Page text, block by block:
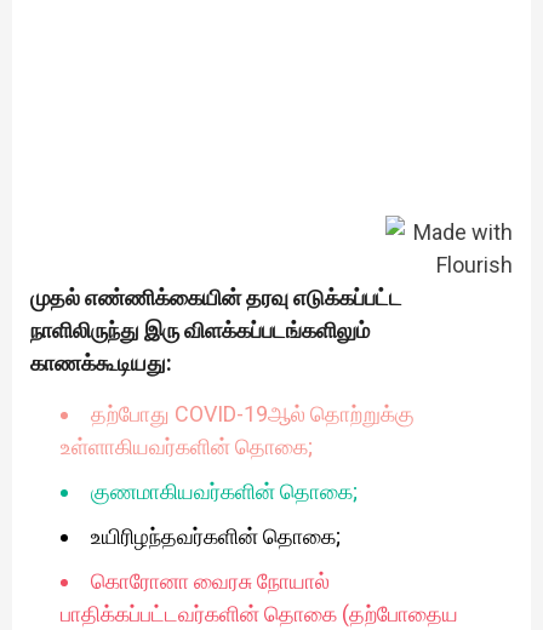
முதல் எண்ணிக்கையின் தரவு எடுக்கப்பட்ட
நாளிலிருந்து இரு விளக்கப்படங்களிலும்
காணக்கூடியது:
தற்போது COVID-19ஆல் தொற்றுக்கு
உள்ளாகியவர்களின் தொகை;
குணமாகியவர்களின் தொகை;
உயிரிழந்தவர்களின் தொகை;
கொரோனா வைரசு நோயால்
பாதிக்கப்பட்டவர்களின் தொகை (தற்போதைய